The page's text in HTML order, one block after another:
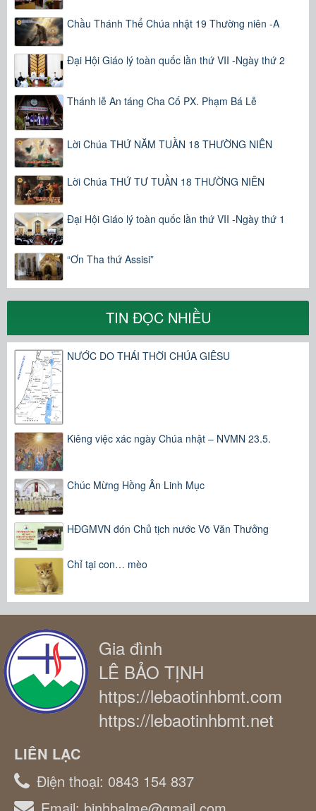
Chầu Thánh Thể Chúa nhật 19 Thường niên -A
Đại Hội Giáo lý toàn quốc lần thứ VII -Ngày thứ 2
Thánh lễ An táng Cha Cố PX. Phạm Bá Lễ
Lời Chúa THỨ NĂM TUẦN 18 THƯỜNG NIÊN
Lời Chúa THỨ TƯ TUẦN 18 THƯỜNG NIÊN
Đại Hội Giáo lý toàn quốc lần thứ VII -Ngày thứ 1
“Ơn Tha thứ Assisi”
TIN ĐỌC NHIỀU
NƯỚC DO THÁI THỜI CHÚA GIÊSU
Kiêng việc xác ngày Chúa nhật – NVMN 23.5.
Chúc Mừng Hồng Ân Linh Mục
HĐGMVN đón Chủ tịch nước Võ Văn Thưởng
Chỉ tại con… mèo
Gia đình
LÊ BẢO TỊNH
https://lebaotinhbmt.com
https://lebaotinhbmt.net
LIÊN LẠC
Điện thoại: 0843 154 837